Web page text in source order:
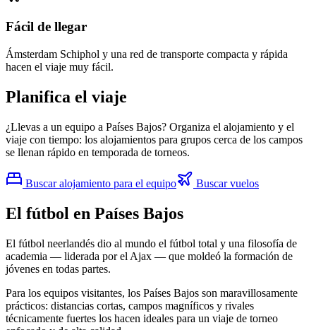
Fácil de llegar
Ámsterdam Schiphol y una red de transporte compacta y rápida
hacen el viaje muy fácil.
Planifica el viaje
¿Llevas a un equipo a Países Bajos? Organiza el alojamiento y el
viaje con tiempo: los alojamientos para grupos cerca de los campos
se llenan rápido en temporada de torneos.
Buscar alojamiento para el equipo Buscar vuelos
El fútbol en Países Bajos
El fútbol neerlandés dio al mundo el fútbol total y una filosofía de
academia — liderada por el Ajax — que moldeó la formación de
jóvenes en todas partes.
Para los equipos visitantes, los Países Bajos son maravillosamente
prácticos: distancias cortas, campos magníficos y rivales
técnicamente fuertes los hacen ideales para un viaje de torneo